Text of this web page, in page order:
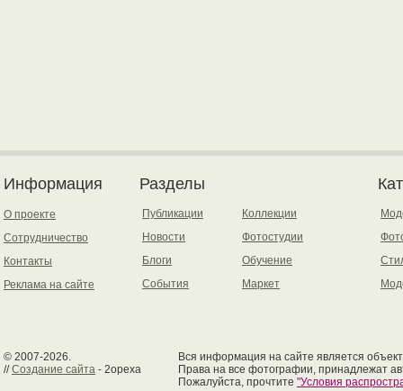
Информация
О проекте
Сотрудничество
Контакты
Реклама на сайте
Разделы
Публикации
Новости
Блоги
События
Коллекции
Фотостудии
Обучение
Маркет
© 2007-2026.
//Создание сайта - 2opexa
Вся информация на сайте является
Права на все фотографии, принадлежат
Пожалуйста, прочтите "Условия